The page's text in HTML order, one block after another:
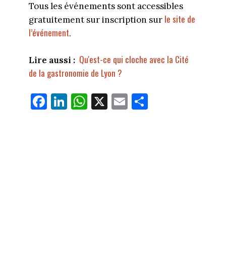
Tous les événements sont accessibles
gratuitement sur inscription sur le site de
l’événement.
Lire aussi : Qu'est-ce qui cloche avec la Cité
de la gastronomie de Lyon ?
Fa
ce
Li
nk
W
ha
X E
m
Pa